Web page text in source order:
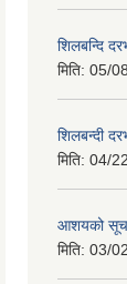
शिलबन्दि
मिति: 05/
शिलबन्दी
मिति: 04/
आशयको
मिति: 03/